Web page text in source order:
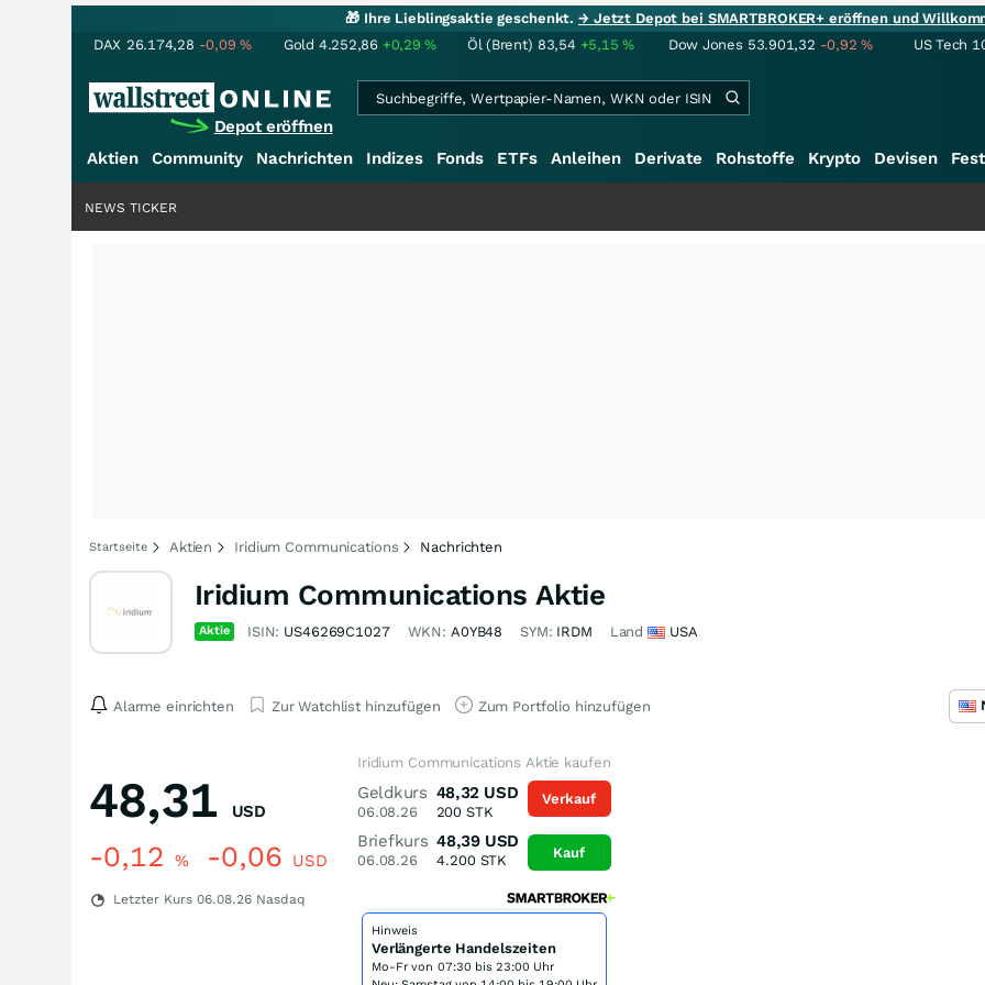
🎁 Ihre Lieblingsaktie geschenkt.→ Jetzt Depot bei SMARTBROKER+ eröffnen und
DAX 26.174,28 -0,09% Gold 4.252,86 +0,29% Öl (Brent) 83,54 +5,15% Dow Jones 53.901,32 -0,92% US Tech
Depot eröffnen
Aktien Community Nachrichten Indizes Fonds ETFs Anleihen Derivate Rohstoffe Krypto Devisen
NEWS TICKER
Startseite Aktien Iridium Communications Nachrichten
Iridium Communications Aktie
Aktie ISIN: US46269C1027 WKN: A0YB48 SYM: IRDM Land USA
Alarme einrichten Zur Watchlist hinzufügen Zum Portfolio hinzufügen
48,31 USD
-0,12 % -0,06 USD
Letzter Kurs 06.08.26 Nasdaq
Iridium Communications Aktie kaufen
Geldkurs
06.08.26
48,32 USD
200 STK
Briefkurs
06.08.26
48,39 USD
4.200STK
Verkauf
Kauf
Hinweis
Verlängerte Handelszeiten
Mo-Fr von 07:30 bis 23:00 Uhr